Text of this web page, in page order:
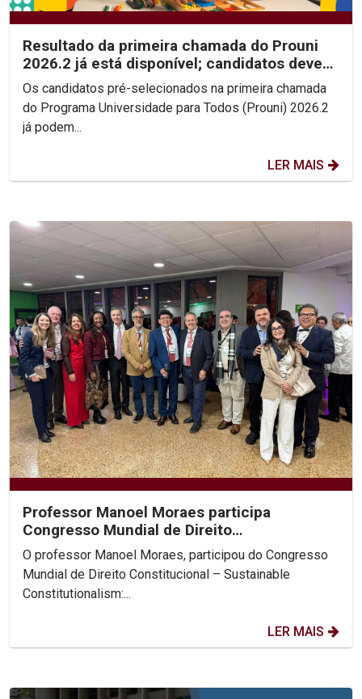
Resultado da primeira chamada do Prouni
2026.2 já está disponível; candidatos devem
enviar...
Os candidatos pré-selecionados na primeira chamada
do Programa Universidade para Todos (Prouni) 2026.2
já podem...
LER MAIS
Professor Manoel Moraes participa
Congresso Mundial de Direito
Constitucional, na Colômbia.
O professor Manoel Moraes, participou do Congresso
Mundial de Direito Constitucional – Sustainable
Constitutionalism:...
LER MAIS